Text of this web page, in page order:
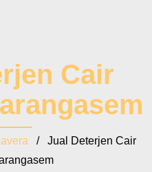
Cair
/ Jual Deterjen Cair